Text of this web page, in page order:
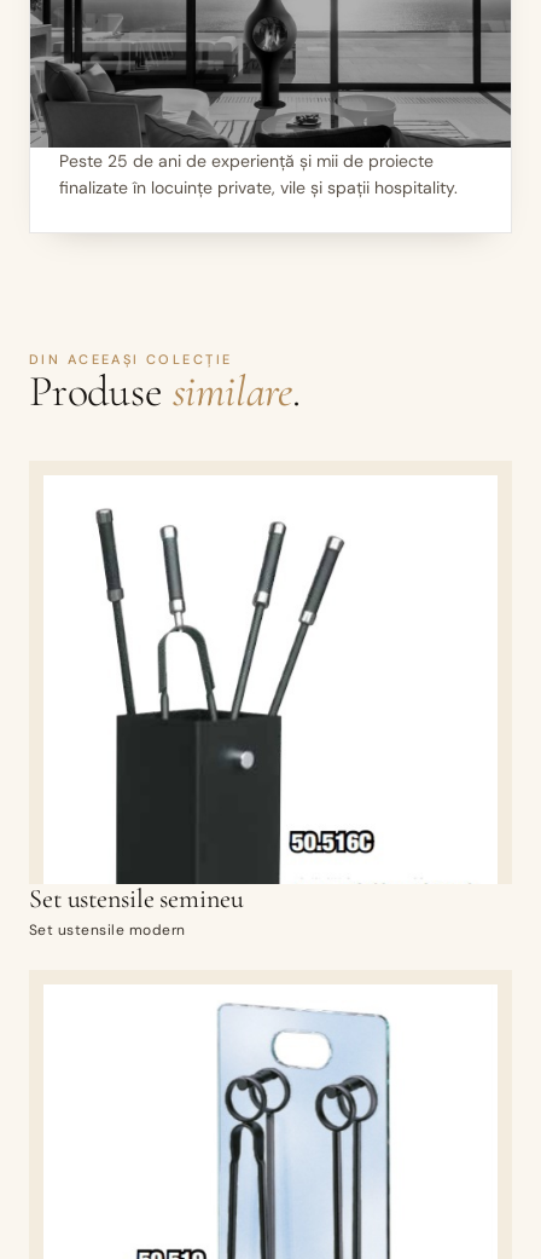
III
Peste 25 de ani de experiență și mii de proiecte
finalizate în locuințe private, vile și spații hospitality.
DIN ACEEAȘI COLECȚIE
Produse similare.
Set ustensile semineu
Set ustensile modern